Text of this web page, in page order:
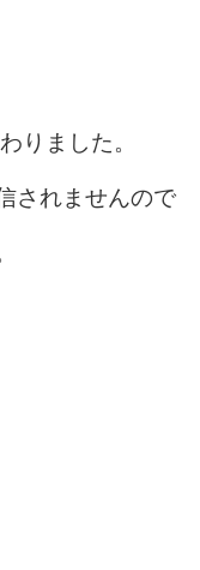
りました。
されませんので